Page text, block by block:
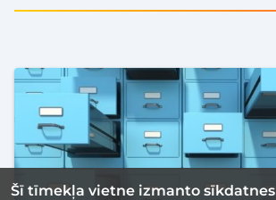
Šī tīmekļa vietne izmanto sīkdatnes